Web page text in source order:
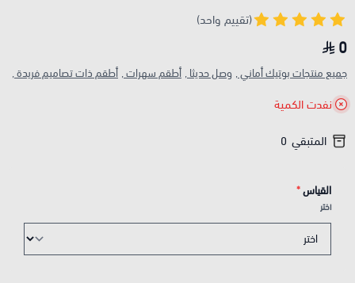
(تقييم واحد)
0
جميع منتجات بوتيك أماني , وصل حديثا , أطقم سهرات , أطقم ذات تصاميم فريدة ,
نفدت الكمية
المتبقي 0
القياس*
اختر